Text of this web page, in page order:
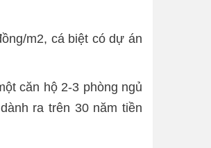
m2, cá biệt có dự án
căn hộ 2-3 phòng ngủ
ra trên 30 năm tiền